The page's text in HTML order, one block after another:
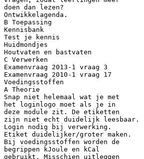
doen dan lezen?
Ontwikkelagenda.
B Toepassing
Kennisbank
Test je kennis
Huidmondjes
Houtvaten en bastvaten
C Verwerken
Examenvraag 2013-1 vraag 3
Examenvraag 2010-1 vraag 17
Voedingsstoffen
A Theorie
Snap niet helemaal wat je met
het loginlogo moet als je in
deze module zit. De etiketten
zijn niet echt duidelijk leesbaar.
Login nodig bij verwerking.
Etiket duidelijker/groter maken.
Bij voedingsstoffen worden de
begrippen kJoule en kCal
gebruikt. Misschien uitleggen